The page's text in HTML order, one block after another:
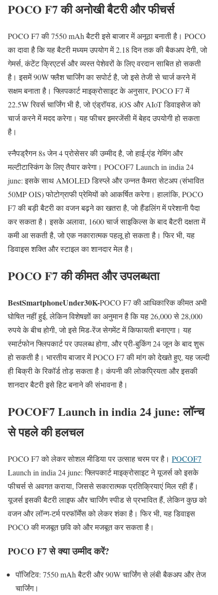
POCO F7 की अनोखी बैटरी और फीचर्स
POCO F7 की 7550 mAh बैटरी इसे बाजार में अनूठा बनाती है। POCO
का दावा है कि यह बैटरी मध्यम उपयोग में 2.18 दिन तक की बैकअप देगी, जो
गेमर्स, कंटेंट क्रिएटर्स और व्यस्त पेशेवरों के लिए वरदान साबित हो सकती
है। इसमें 90W फ्लैश चार्जिंग का सपोर्ट है, जो इसे तेजी से चार्ज करने में
सक्षम बनाता है। फ्लिपकार्ट माइक्रोसाइट के अनुसार, POCO F7 में
22.5W रिवर्स चार्जिंग भी है, जो एंड्रॉयड, iOS और AIoT डिवाइसेज को
चार्ज करने में मदद करेगा। यह फीचर इमरजेंसी में बेहद उपयोगी हो सकता
है।
स्नैपड्रैगन 8s जेन 4 प्रोसेसर की उम्मीद है, जो हाई-एंड गेमिंग और
मल्टीटास्किंग के लिए तैयार करेगा। POCOF7 Launch in india 24
june: इसके साथ AMOLED डिस्प्ले और उन्नत कैमरा सेटअप (संभावित
50MP OIS) फोटोग्राफी प्रेमियों को आकर्षित करेगा। हालांकि, POCO
F7 की बड़ी बैटरी का वजन बढ़ने का खतरा है, जो हैंडलिंग में परेशानी पैदा
कर सकता है। इसके अलावा, 1600 चार्ज साइकिल्स के बाद बैटरी दक्षता में
कमी आ सकती है, जो एक नकारात्मक पहलू हो सकता है। फिर भी, यह
डिवाइस शक्ति और स्टाइल का शानदार मेल है।
POCO F7 की कीमत और उपलब्धता
BestSmartphoneUnder30K-POCO F7 की आधिकारिक कीमत अभी
घोषित नहीं हुई, लेकिन विशेषज्ञों का अनुमान है कि यह 26,000 से 28,000
रुपये के बीच होगी, जो इसे मिड-रेंज सेगमेंट में किफायती बनाएगा। यह
स्मार्टफोन फ्लिपकार्ट पर उपलब्ध होगा, और प्री-बुकिंग 24 जून के बाद शुरू
हो सकती है। भारतीय बाजार में POCO F7 की मांग को देखते हुए, यह जल्दी
ही बिक्री के रिकॉर्ड तोड़ सकता है। कंपनी की लोकप्रियता और इसकी
शानदार बैटरी इसे हिट बनाने की संभावना है।
POCOF7 Launch in india 24 june:लॉन्च
से पहले की हलचल
POCO F7 को लेकर सोशल मीडिया पर उत्साह चरम पर है। POCOF7
Launch in india 24 june: फ्लिपकार्ट माइक्रोसाइट ने यूजर्स को इसके
फीचर्स से अवगत कराया, जिससे सकारात्मक प्रतिक्रियाएं मिल रही हैं।
यूजर्स इसकी बैटरी लाइफ और चार्जिंग स्पीड से प्रभावित हैं, लेकिन कुछ को
वजन और लॉन्ग-टर्म परफॉर्मेंस को लेकर शंका है। फिर भी, यह डिवाइस
POCO की मजबूत छवि को और मजबूत कर सकता है।
POCO F7 से क्या उम्मीद करें?
पॉजिटिव: 7550 mAh बैटरी और 90W चार्जिंग से लंबी बैकअप और तेज
चार्जिंग।